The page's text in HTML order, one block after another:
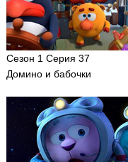
Сезон 1 Серия 37
Домино и бабочки